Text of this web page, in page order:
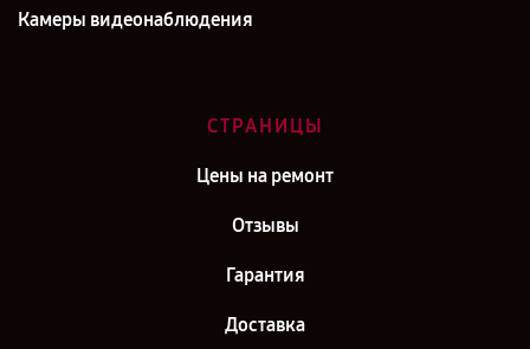
Камеры видеонаблюдения
СТРАНИЦЫ
Цены на ремонт
Отзывы
Гарантия
Доставка